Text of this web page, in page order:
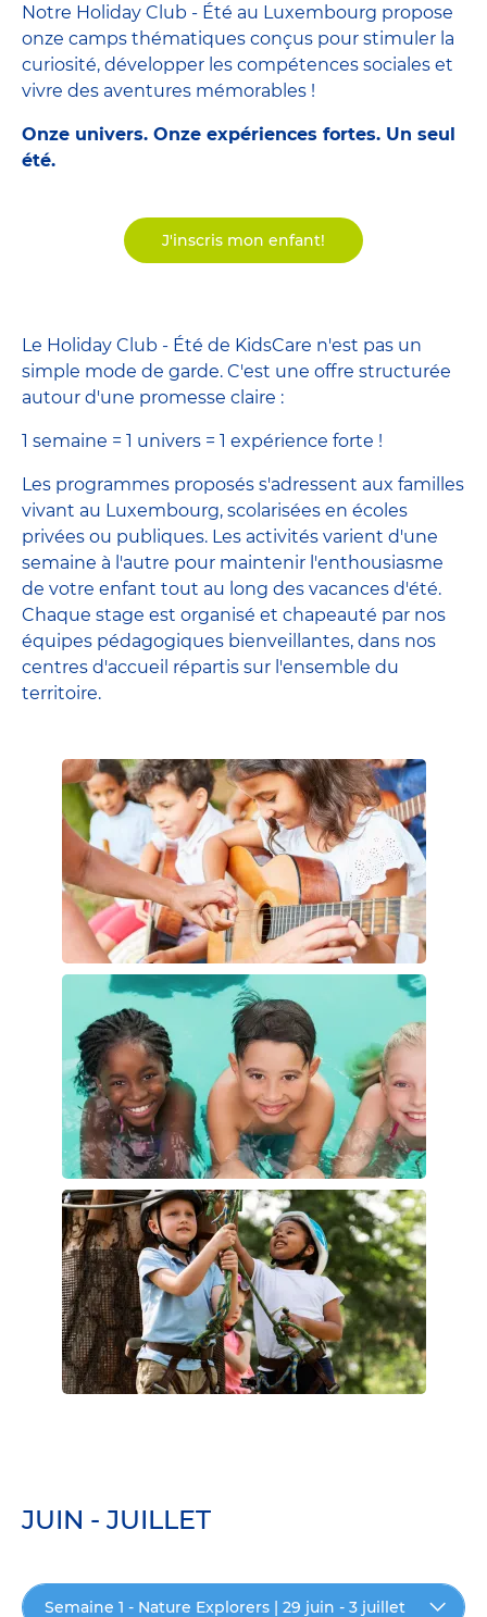
Notre Holiday Club - Été au Luxembourg propose
onze camps thématiques conçus pour stimuler la
curiosité, développer les compétences sociales et
vivre des aventures mémorables !
Onze univers. Onze expériences fortes. Un seul
été.
J'inscris mon enfant!
Le Holiday Club - Été de KidsCare n'est pas un
simple mode de garde. C'est une offre structurée
autour d'une promesse claire :
1 semaine = 1 univers = 1 expérience forte !
Les programmes proposés s'adressent aux familles
vivant au Luxembourg, scolarisées en écoles
privées ou publiques. Les activités varient d'une
semaine à l'autre pour maintenir l'enthousiasme
de votre enfant tout au long des vacances d'été.
Chaque stage est organisé et chapeauté par nos
équipes pédagogiques bienveillantes, dans nos
centres d'accueil répartis sur l'ensemble du
territoire.
JUIN - JUILLET
Semaine 1 - Nature Explorers | 29 juin - 3 juillet